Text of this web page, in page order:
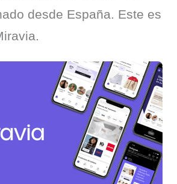
desde España. Este es